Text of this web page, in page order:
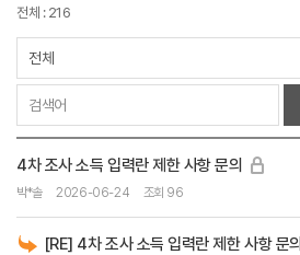
전체 : 216
4차 조사 소득 입력란 제한 사항 문의
박*솔 2026-06-24 조회 96
[RE] 4차 조사 소득 입력란 제한 사항 문의